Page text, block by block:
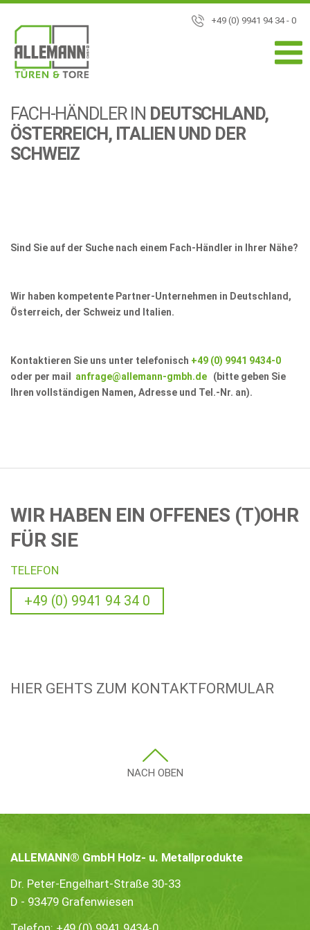
+49 (0) 9941 94 34 - 0
FACH-HÄNDLER IN DEUTSCHLAND,
ÖSTERREICH, ITALIEN UND DER
SCHWEIZ
Sind Sie auf der Suche nach einem Fach-Händler in Ihrer Nähe?
Wir haben kompetente Partner-Unternehmen in Deutschland,
Österreich, der Schweiz und Italien.
Kontaktieren Sie uns unter telefonisch +49 (0) 9941 9434-0
oder per mail anfrage@allemann-gmbh.de (bitte geben Sie
Ihren vollständigen Namen, Adresse und Tel.-Nr. an).
WIR HABEN EIN OFFENES (T)OHR
FÜR SIE
TELEFON
+49 (0) 9941 94 34 0
HIER GEHTS ZUM KONTAKTFORMULAR
NACH OBEN
ALLEMANN® GmbH Holz- u. Metallprodukte
Dr. Peter-Engelhart-Straße 30-33
D - 93479 Grafenwiesen